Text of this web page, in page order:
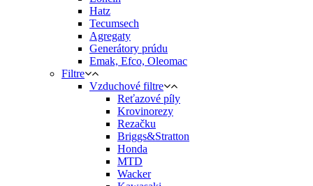
Hatz
Tecumsech
Agregaty
Generátory prúdu
Emak, Efco, Oleomac
Filtre
Vzduchové filtre
Reťazové píly
Krovinorezy
Rezačku
Briggs&Stratton
Honda
MTD
Wacker